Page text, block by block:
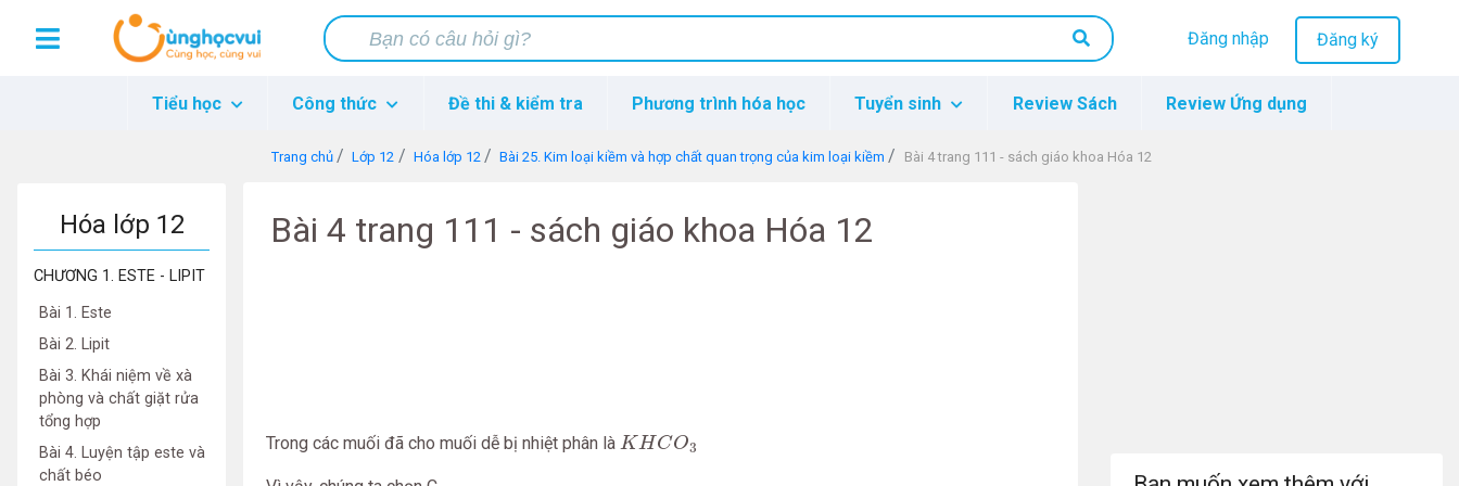
Đăng nhập Đăng ký
Tiểu học Công thức Đề thi & kiểm tra Phương trình hóa học Tuyển sinh Review Sách Review Ứng dụng
Trang chủ Lớp 12 Hóa lớp 12 Bài 25. Kim loại kiềm và hợp chất quan trọng của kim loại kiềm Bài 4 trang 111 - sách giáo khoa Hóa 12
Hóa lớp 12
CHƯƠNG 1. ESTE - LIPIT
Bài 1. Este
Bài 2. Lipit
Bài 3. Khái niệm về xà
phòng và chất giặt rửa
tổng hợp
Bài 4. Luyện tập este và
chất béo
Bài 4 trang 111 - sách giáo khoa Hóa 12
Trong các muối đã cho muối dễ bị nhiệt phân là KHCO3
KHCO3